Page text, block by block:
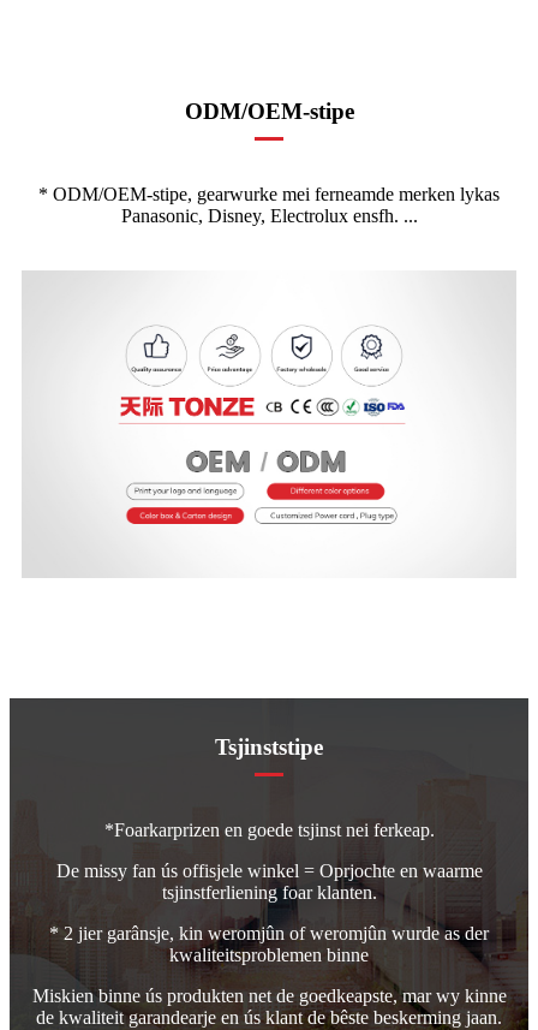
ODM/OEM-stipe
* ODM/OEM-stipe, gearwurke mei ferneamde merken lykas
Panasonic, Disney, Electrolux ensfh. ...
Tsjinststipe
*Foarkarprizen en goede tsjinst nei ferkeap.
De missy fan ús offisjele winkel = Oprjochte en waarme
tsjinstferliening foar klanten.
* 2 jier garânsje, kin weromjûn of weromjûn wurde as der
kwaliteitsproblemen binne
Miskien binne ús produkten net de goedkeapste, mar wy kinne
de kwaliteit garandearje en ús klant de bêste beskerming jaan.